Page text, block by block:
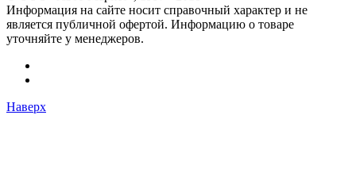
Информация на сайте носит справочный характер и не
является публичной офертой. Информацию о товаре
уточняйте у менеджеров.
Наверх